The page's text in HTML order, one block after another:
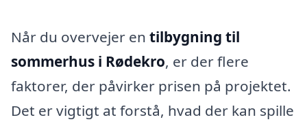
Når du overvejer en tilbygning til
sommerhus i Rødekro, er der flere
faktorer, der påvirker prisen på projektet.
Det er vigtigt at forstå, hvad der kan spille